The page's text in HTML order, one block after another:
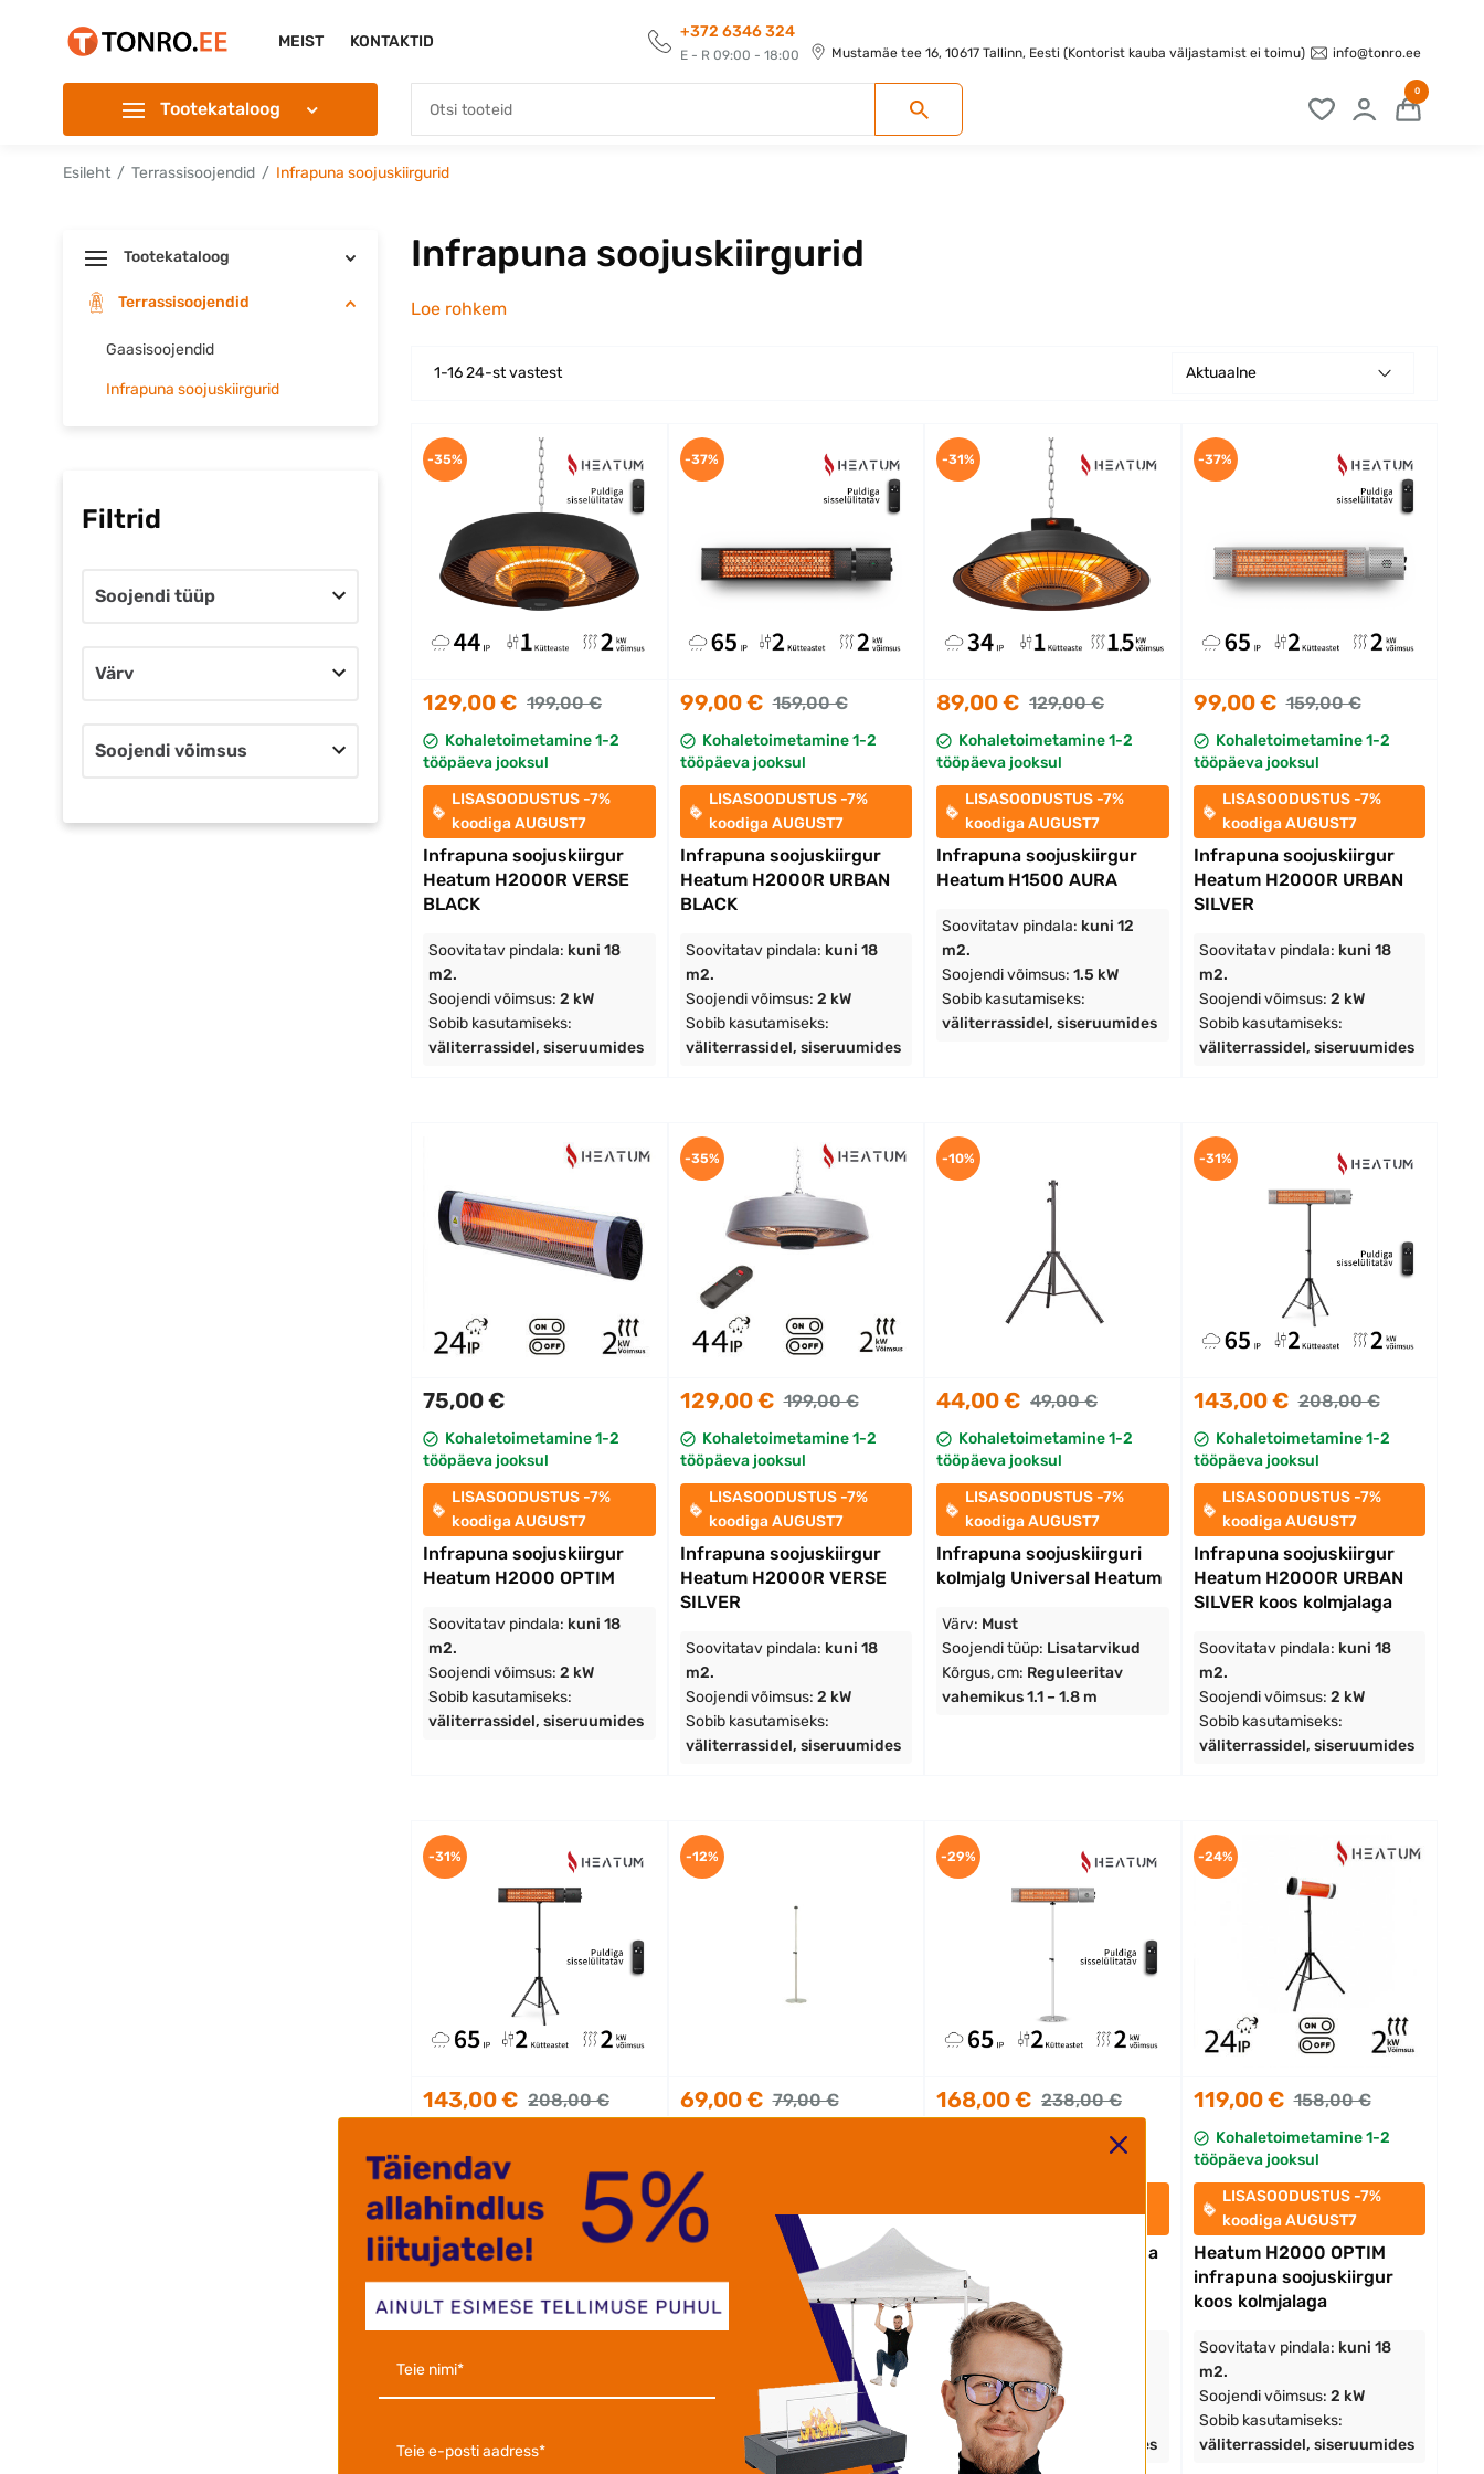
MEIST KONTAKTID
+372 6346 324
E - R 09:00 - 18:00 Mustamäe tee 16, 10617 Tallinn, Eesti (Kontorist kauba väljastamist ei toimu) info@tonro.ee
Tootekataloog
0
Esileht Terrassisoojendid Infrapuna soojuskiirgurid
Tootekataloog
Terrassisoojendid
Gaasisoojendid
Infrapuna soojuskiirgurid
Filtrid
Soojendi tüüp
Värv
Soojendi võimsus
Infrapuna soojuskiirgurid
Loe rohkem
1-16 24-st vastest Aktuaalne
129,00 € 199,00 €
Kohaletoimetamine 1-2
tööpäeva jooksul
LISASOODUSTUS -7%
koodiga AUGUST7
Infrapuna soojuskiirgur
Heatum H2000R VERSE
BLACK
Soovitatav pindala: kuni 18
m2.
Soojendi võimsus: 2 kW
Sobib kasutamiseks:
väliterrassidel, siseruumides
-35%
99,00 € 159,00 €
Kohaletoimetamine 1-2
tööpäeva jooksul
LISASOODUSTUS -7%
koodiga AUGUST7
Infrapuna soojuskiirgur
Heatum H2000R URBAN
BLACK
Soovitatav pindala: kuni 18
m2.
Soojendi võimsus: 2 kW
Sobib kasutamiseks:
väliterrassidel, siseruumides
-37%
89,00 € 129,00 €
Kohaletoimetamine 1-2
tööpäeva jooksul
LISASOODUSTUS -7%
koodiga AUGUST7
Infrapuna soojuskiirgur
Heatum H1500 AURA
Soovitatav pindala: kuni 12
m2.
Soojendi võimsus: 1.5 kW
Sobib kasutamiseks:
väliterrassidel, siseruumides
-31%
99,00 € 159,00 €
Kohaletoimetamine 1-2
tööpäeva jooksul
LISASOODUSTUS -7%
koodiga AUGUST7
Infrapuna soojuskiirgur
Heatum H2000R URBAN
SILVER
Soovitatav pindala: kuni 18
m2.
Soojendi võimsus: 2 kW
Sobib kasutamiseks:
väliterrassidel, siseruumides
-37%
75,00 €
Kohaletoimetamine 1-2
tööpäeva jooksul
LISASOODUSTUS -7%
koodiga AUGUST7
Infrapuna soojuskiirgur
Heatum H2000 OPTIM
Soovitatav pindala: kuni 18
m2.
Soojendi võimsus: 2 kW
Sobib kasutamiseks:
väliterrassidel, siseruumides
129,00 € 199,00 €
Kohaletoimetamine 1-2
tööpäeva jooksul
LISASOODUSTUS -7%
koodiga AUGUST7
Infrapuna soojuskiirgur
Heatum H2000R VERSE
SILVER
Soovitatav pindala: kuni 18
m2.
Soojendi võimsus: 2 kW
Sobib kasutamiseks:
väliterrassidel, siseruumides
-35%
44,00 € 49,00 €
Kohaletoimetamine 1-2
tööpäeva jooksul
LISASOODUSTUS -7%
koodiga AUGUST7
Infrapuna soojuskiirguri
kolmjalg Universal Heatum
Värv: Must
Soojendi tüüp: Lisatarvikud
Kõrgus, cm: Reguleeritav
vahemikus 1.1 – 1.8 m
-10%
143,00 € 208,00 €
Kohaletoimetamine 1-2
tööpäeva jooksul
LISASOODUSTUS -7%
koodiga AUGUST7
Infrapuna soojuskiirgur
Heatum H2000R URBAN
SILVER koos kolmjalaga
Soovitatav pindala: kuni 18
m2.
Soojendi võimsus: 2 kW
Sobib kasutamiseks:
väliterrassidel, siseruumides
-31%
143,00 € 208,00 €
tööpäeva jooksul
LISASOODUSTUS -7%
koodiga AUGUST7
Ühel jalal seisev infrapuna
soojuskiirgur Heatum
H2000R URBAN Black
m2.
Soojendi võimsus:2 kW
väliterrassidel, siseruumides
-31%
69,00 € 79,00 €
koodiga AUGUST7
Infrapuna soojuskiirguri
jalg Universal Heatum
Lisatarvikud
Reguleeritav
vahemikus 1.1 – 2.1 m
-12%
168,00 € 238,00 €
Kohaletoimetamine 1-2
koodiga AUGUST7
Ühel jalal seisev infrapuna
soojuskiirgur Heatum
H2000R URBAN SILVER
Soovitatav pindala:
m2.
Soojendi võimsus:
Sobib kasutamiseks:
väliterrassidel, siseruumides
-29%
119,00 € 158,00 €
Kohaletoimetamine 1-2
tööpäeva jooksul
LISASOODUSTUS -7%
koodiga AUGUST7
Heatum H2000 OPTIM
infrapuna soojuskiirgur
koos kolmjalaga
Soovitatav pindala: kuni 18
m2.
Soojendi võimsus: 2 kW
Sobib kasutamiseks:
väliterrassidel, siseruumides
-24%